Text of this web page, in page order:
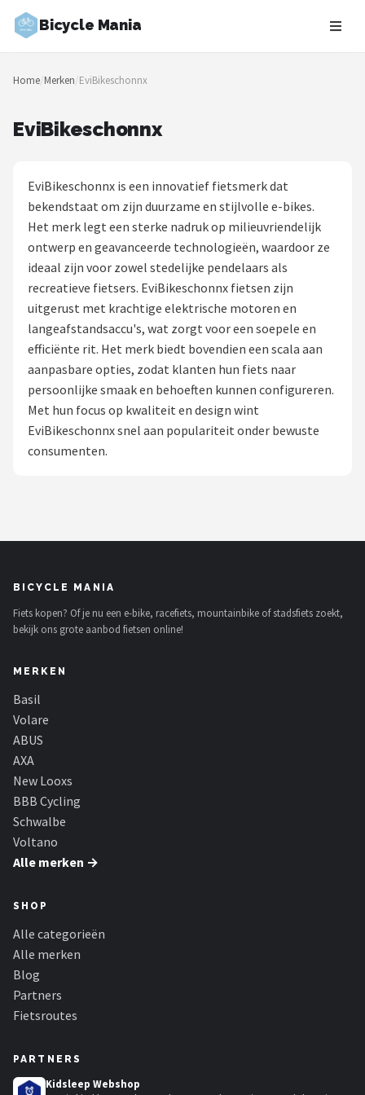
Bicycle Mania
Zoeken
NAVIGATIE
Blog
Fietsroutes
Kinderfietsen
Stadsfietsen
Elektrische fietsen
Mountainbikes
Shop
AXA
BBB Cycling
Schwalbe
Voltano
Shimano
Cortina
Home/Merken/EviBikeschonnx
EviBikeschonnx
EviBikeschonnx is een innovatief fietsmerk dat
bekendstaat om zijn duurzame en stijlvolle e-bikes.
Het merk legt een sterke nadruk op milieuvriendelijk
ontwerp en geavanceerde technologieën, waardoor ze
ideaal zijn voor zowel stedelijke pendelaars als
recreatieve fietsers. EviBikeschonnx fietsen zijn
uitgerust met krachtige elektrische motoren en
langeafstandsaccu's, wat zorgt voor een soepele en
efficiënte rit. Het merk biedt bovendien een scala aan
aanpasbare opties, zodat klanten hun fiets naar
persoonlijke smaak en behoeften kunnen configureren.
Met hun focus op kwaliteit en design wint
EviBikeschonnx snel aan populariteit onder bewuste
consumenten.
BICYCLE MANIA
Fiets kopen? Of je nu een e-bike, racefiets, mountainbike of stadsfiets zoekt,
bekijk ons grote aanbod fietsen online!
MERKEN
Basil
Volare
ABUS
AXA
New Looxs
BBB Cycling
Schwalbe
Voltano
Alle merken →
SHOP
Alle categorieën
Alle merken
Blog
Partners
Fietsroutes
PARTNERS
Kidsleep Webshop